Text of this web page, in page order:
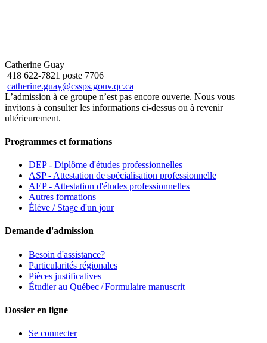
Catherine Guay
418 622-7821 poste 7706
catherine.guay@cssps.gouv.qc.ca
L’admission à ce groupe n’est pas encore ouverte. Nous vous
invitons à consulter les informations ci-dessus ou à revenir
ultérieurement.
Programmes et formations
DEP - Diplôme d'études professionnelles
ASP - Attestation de spécialisation professionnelle
AEP - Attestation d'études professionnelles
Autres formations
Élève / Stage d'un jour
Demande d'admission
Besoin d'assistance?
Particularités régionales
Pièces justificatives
Étudier au Québec / Formulaire manuscrit
Dossier en ligne
Se connecter